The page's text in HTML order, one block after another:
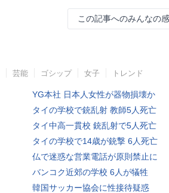
この記事へのみんなの
芸能 ゴシップ 女子 トレンド
YG本社 日本人女性が器物損壊か
タイの学校で銃乱射 教師5人死亡
タイ中高一貫校 銃乱射で5人死亡
タイの学校で14歳が銃撃 6人死亡
仏で迷惑な営業電話が原則禁止に
バンコク近郊の学校 6人が犠牲
韓国サッカー協会に性接待疑惑